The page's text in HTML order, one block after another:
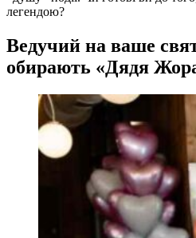
легендою?
Ведучий на ваше
обирають «Дядя